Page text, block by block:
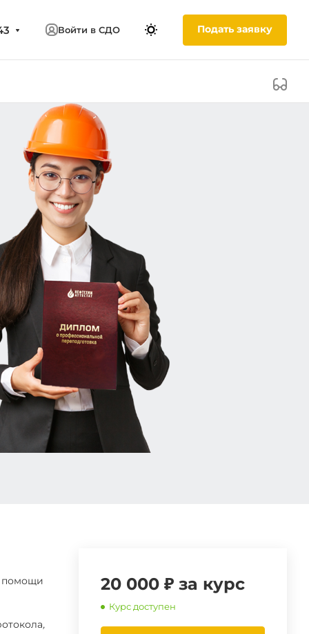
Войти в СДО Подать заявку
20 000 ₽ за курс
Курс доступен
помощи
,